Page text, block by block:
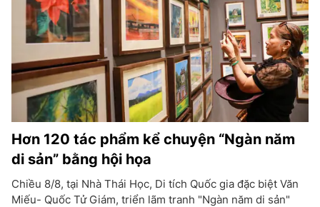
Hơn 120 tác phẩm kể chuyện “Ngàn năm
di sản” bằng hội họa
Chiều 8/8, tại Nhà Thái Học, Di tích Quốc gia đặc biệt Văn
Miếu- Quốc Tử Giám, triển lãm tranh "Ngàn năm di sản"